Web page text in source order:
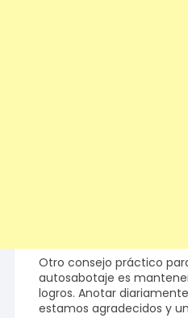
Otro consejo práctico
autosabotaje es
logros. Anotar
estamos agradecidos y